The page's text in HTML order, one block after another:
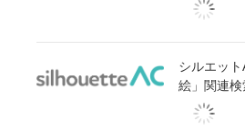
シルエッ
絵」関連